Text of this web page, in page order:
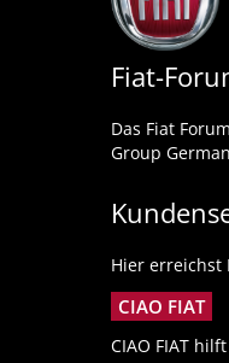
Fiat-
Das Fiat
Group
Hier erreichst
CIAO FIAT
CIAO FIAT